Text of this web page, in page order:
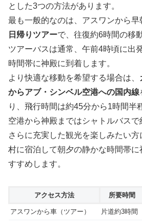
とした3つの方法があります。
最も一般的なのは、アスワンから早
日帰りツアーで、往復約6時間の移
ツアーバスは通常、午前4時頃に出
時間帯に神殿に到着します。
より快適な移動を希望する場合は、
からアブ・シンベル空港への国内線
り、飛行時間は約45分から1時間半
空港から神殿まではシャトルバスで
さらに充実した観光を楽しみたい
村に宿泊して朝夕の静かな時間帯
すすめします。
アクセス方法 所要時間
アスワンから車（ツアー） 片道約3時間